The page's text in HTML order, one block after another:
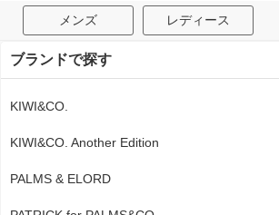
メンズ レディース
ブランドで探す
KIWI&CO.
KIWI&CO. Another Edition
PALMS & ELORD